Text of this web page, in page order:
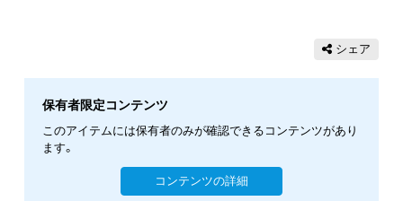
シェア
保有者限定コンテンツ
このアイテムには保有者のみが確認できるコンテンツがあり
ます。
コンテンツの詳細